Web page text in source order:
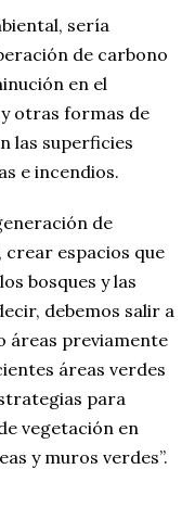
sería
de carbono
en el
otras formas de
las superficies
e incendios.
de
crear espacios que
bosques y las
debemos salir a
áreas previamente
áreas verdes
para
vegetación en
y muros verdes”.